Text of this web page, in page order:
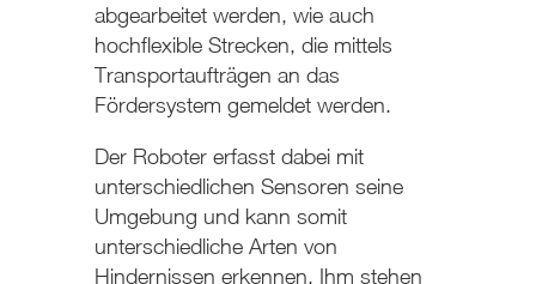
abgearbeitet werden, wie auch
hochflexible Strecken, die mittels
Transportaufträgen an das
Fördersystem gemeldet werden.
Der Roboter erfasst dabei mit
unterschiedlichen Sensoren seine
Umgebung und kann somit
unterschiedliche Arten von
Hindernissen erkennen. Ihm stehen